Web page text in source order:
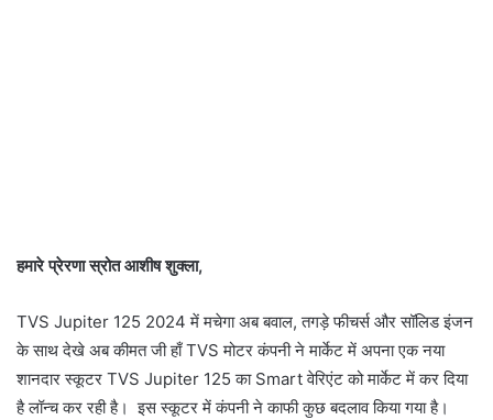
हमारे प्रेरणा स्रोत आशीष शुक्ला,
TVS Jupiter 125 2024 में मचेगा अब बवाल, तगड़े फीचर्स और सॉलिड इंजन
के साथ देखे अब कीमत जी हाँ TVS मोटर कंपनी ने मार्केट में अपना एक नया
शानदार स्कूटर TVS Jupiter 125 का Smart वेरिएंट को मार्केट में कर दिया
है लॉन्च कर रही है। इस स्कूटर में कंपनी ने काफी कुछ बदलाव किया गया है।